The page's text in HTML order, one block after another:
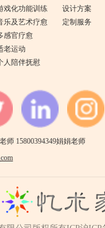
戏化功能训练
乐及艺术疗愈
感官疗愈
老运动
人陪伴抚慰
设计方案
定制服务
师 15800394349娟娟老师